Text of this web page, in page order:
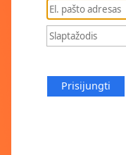
Prisijungti